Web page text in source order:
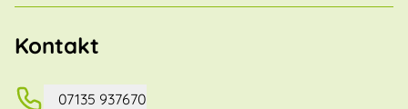
Kontakt
07135 937670